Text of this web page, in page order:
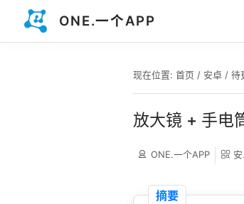
ONE.一个APP
现在位置: 首页 / 安卓 / 待
放大镜 + 手电
ONE.一个APP
摘要